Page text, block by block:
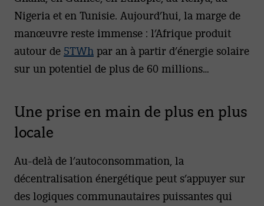
Nigeria et en Tunisie. Aujourd’hui, la marge de
manœuvre reste immense : l’Afrique produit
autour de 5TWh par an à partir d’énergie solaire
sur un potentiel de plus de 60 millions…
Une prise en main de plus en plus
locale
Au-delà de l’autoconsommation, la
décentralisation énergétique peut s’appuyer sur
des logiques communautaires puissantes qui